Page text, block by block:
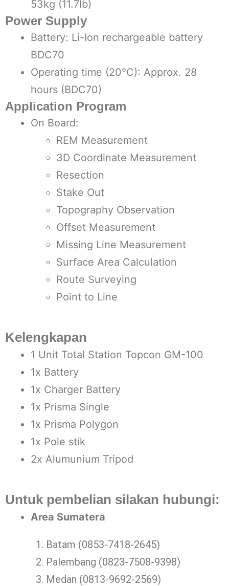
53kg (11.7lb)
Power Supply
Battery: Li-Ion rechargeable battery
BDC70
Operating time (20°C): Approx. 28
hours (BDC70)
Application Program
On Board:
REM Measurement
3D Coordinate Measurement
Resection
Stake Out
Topography Observation
Offset Measurement
Missing Line Measurement
Surface Area Calculation
Route Surveying
Point to Line
Kelengkapan
1 Unit Total Station Topcon GM-100
1x Battery
1x Charger Battery
1x Prisma Single
1x Prisma Polygon
1x Pole stik
2x Alumunium Tripod
Untuk pembelian silakan hubungi:
Area Sumatera
Batam (0853-7418-2645)
Palembang (0823-7508-9398)
Medan (0813-9692-2569)